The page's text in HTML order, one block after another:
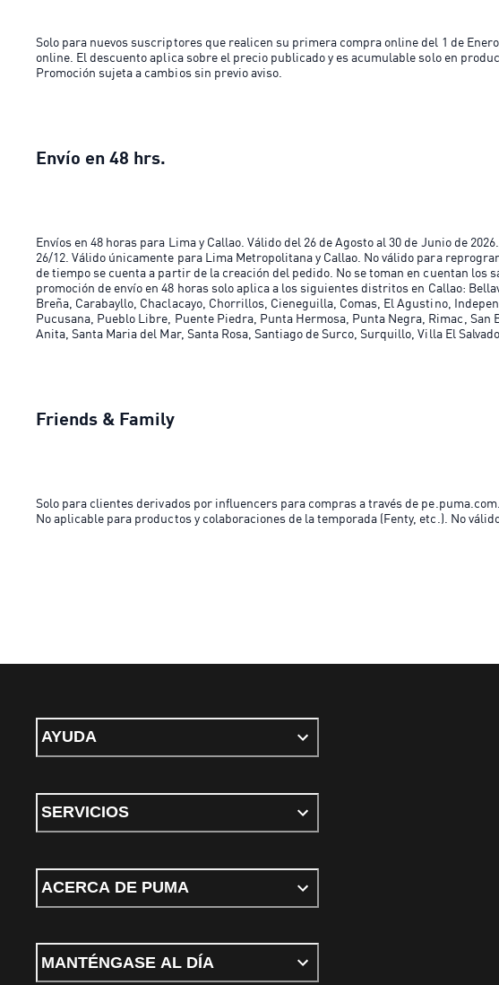
Solo para nuevos suscriptores que realicen su primera compra online del 1 de
online. El descuento aplica sobre el precio publicado y es acumulable solo en
Promoción sujeta a cambios sin previo aviso.
Envío en 48 hrs.
Envíos en 48 horas para Lima y Callao. Válido del 26 de Agosto al 30 de Junio de
26/12. Válido únicamente para Lima Metropolitana y Callao. No válido para
de tiempo se cuenta a partir de la creación del pedido. No se toman en cuentan
promoción de envío en 48 horas solo aplica a los siguientes distritos en Callao:
Breña, Carabayllo, Chaclacayo, Chorrillos, Cieneguilla, Comas, El Agustino,
Pucusana, Pueblo Libre, Puente Piedra, Punta Hermosa, Punta Negra, Rimac,
Anita, Santa Maria del Mar, Santa Rosa, Santiago de Surco, Surquillo, Villa El
Friends & Family
Solo para clientes derivados por influencers para compras a través de
No aplicable para productos y colaboraciones de la temporada (Fenty, etc.). No
AYUDA
SERVICIOS
ACERCA DE PUMA
MANTÉNGASE AL DÍA